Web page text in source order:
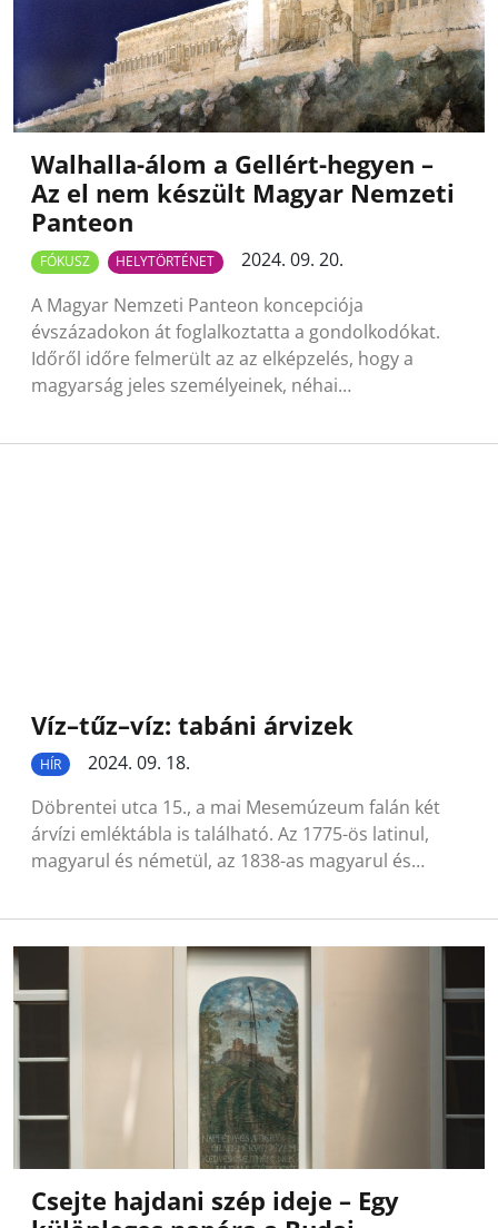
Walhalla-álom a Gellért-hegyen –
Az el nem készült Magyar Nemzeti
Panteon
FÓKUSZ HELYTÖRTÉNET
2024. 09. 20.
A Magyar Nemzeti Panteon koncepciója
évszázadokon át foglalkoztatta a gondolkodókat.
Időről időre felmerült az az elképzelés, hogy a
magyarság jeles személyeinek, néhai…
Víz–tűz–víz: tabáni árvizek
HÍR
2024. 09. 18.
Döbrentei utca 15., a mai Mesemúzeum falán két
árvízi emléktábla is található. Az 1775-ös latinul,
magyarul és németül, az 1838-as magyarul és…
Csejte hajdani szép ideje – Egy